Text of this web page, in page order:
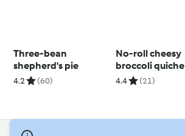
Three-bean
shepherd's pie
4.2 (60)
No-roll cheesy
broccoli quiche
4.4 (21)